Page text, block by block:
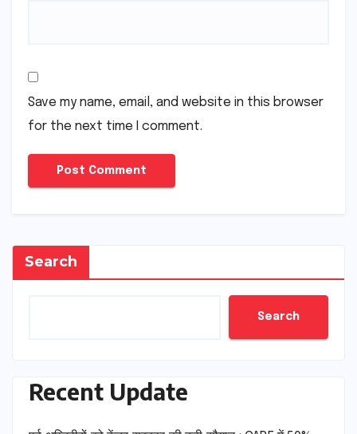
Save my name, email, and website in this browser
for the next time I comment.
Search
Search
Recent Update